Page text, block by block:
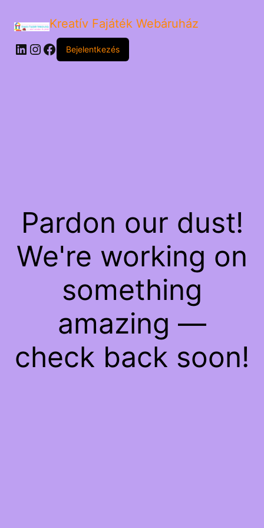
Kreatív Fajáték Webáruház
LinkedIn
Instagram
Facebook
Bejelentkezés
Pardon our dust!
We're working on
something
amazing —
check back soon!